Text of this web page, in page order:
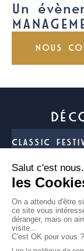
Un
NOUS
CLASSIC
FUN CUP
TROPHÉE